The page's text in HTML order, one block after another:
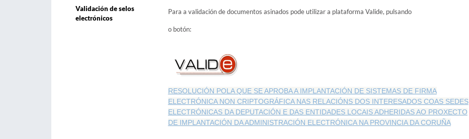
Validación de selos
electrónicos
Para a validación de documentos asinados pode utilizar a plataforma Valide, pulsando
o botón:
RESOLUCIÓN POLA QUE SE APROBA A IMPLANTACIÓN DE SISTEMAS DE FIRMA
ELECTRÓNICA NON CRIPTOGRÁFICA NAS RELACIÓNS DOS INTERESADOS COAS SEDES
ELECTRÓNICAS DA DEPUTACIÓN E DAS ENTIDADES LOCAIS ADHERIDAS AO PROXECTO
DE IMPLANTACIÓN DA ADMINISTRACIÓN ELECTRÓNICA NA PROVINCIA DA CORUÑA